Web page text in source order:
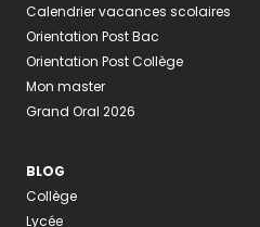
Calendrier vacances scolaires
Orientation Post Bac
Orientation Post Collège
Mon master
Grand Oral 2026
BLOG
Collège
Lycée